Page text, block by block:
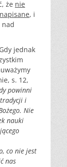
że nie
, i
nad
jednak
s. 12,
powinni
i
Nie
nauki
co nie jest
nas